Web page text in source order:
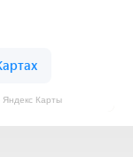
Карты